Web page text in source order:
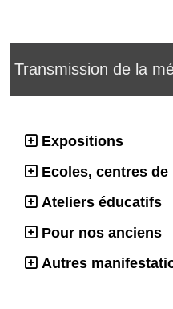
Transmission de la
Expositions
Ecoles, centres
Ateliers éducatifs
Pour nos anciens
Autres